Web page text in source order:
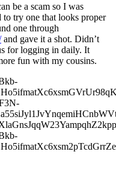
be a scam so I was
try one that looks proper
one through
and gave it a shot. Didn’t
for logging in daily. It
fun with my cousins.